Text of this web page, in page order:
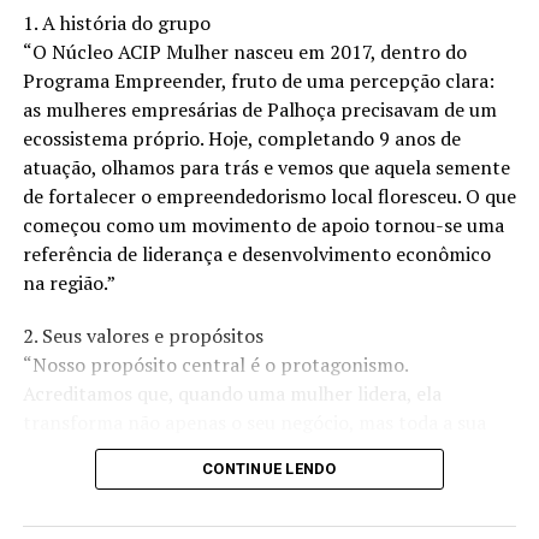
Atualmente, Samuel Trindade reside na região nobre do
litoral de São Paulo, onde compartilha sua história
inspiradora e conhecimento em palestras motivacionais
e workshops, incentivando outros a perseguirem seus
sonhos e transformarem desafios em oportunidades.
Sua abordagem única, combinando comunicação eficaz e
educação empresarial, oferece uma visão valiosa para
aqueles que buscam sucesso no mundo digital.
Convidando o público a embarcar em sua jornada de
desejam trilhar o caminho do empreendedorismo com
confiança e determinação.
1. A história do grupo
“O Núcleo ACIP Mulher nasceu em 2017, dentro do
Programa Empreender, fruto de uma percepção clara:
as mulheres empresárias de Palhoça precisavam de um
ecossistema próprio. Hoje, completando 9 anos de
atuação, olhamos para trás e vemos que aquela semente
de fortalecer o empreendedorismo local floresceu. O que
começou como um movimento de apoio tornou-se uma
referência de liderança e desenvolvimento econômico
na região.”
2. Seus valores e propósitos
“Nosso propósito central é o protagonismo.
Acreditamos que, quando uma mulher lidera, ela
comunidade. Nossos valores são pautados na
colaboração, na ética e no crescimento conjunto. Não
CONTINUE LENDO